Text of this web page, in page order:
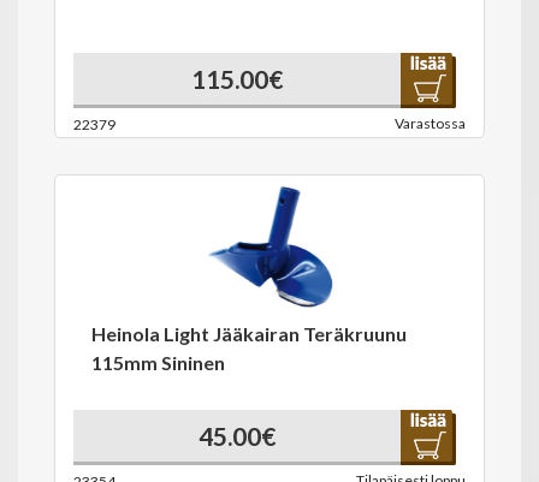
115.00€
22379 Varastossa
Heinola Light Jääkairan Teräkruunu
115mm Sininen
45.00€